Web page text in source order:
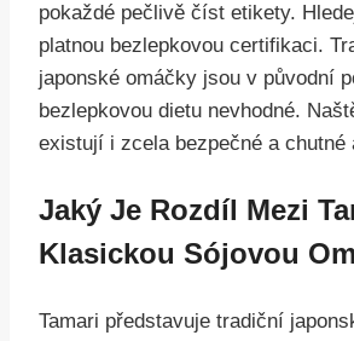
pokaždé pečlivě číst etikety.
platnou bezlepkovou certifikaci.
japonské omáčky jsou v původní
bezlepkovou dietu nevhodné.
existují i zcela bezpečné a chutné
Jaký Je Rozdíl Mezi
Klasickou Sójovou
Tamari představuje tradiční